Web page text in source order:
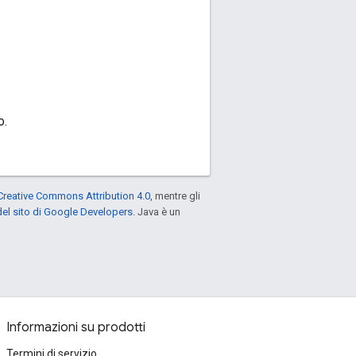
Commons Attribution 4.0 , mentre gli
sito di Google Developers . Java è un
Informazioni su prodotti